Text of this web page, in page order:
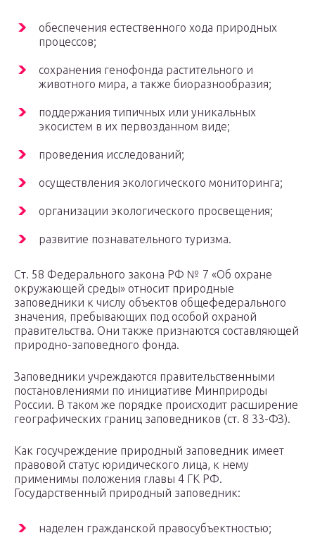
обеспечения естественного хода природных
процессов;
сохранения генофонда растительного и
животного мира, а также биоразнообразия;
поддержания типичных или уникальных
экосистем в их первозданном виде;
проведения исследований;
осуществления экологического мониторинга;
организации экологического просвещения;
развитие познавательного туризма.
Ст. 58 Федерального закона РФ № 7 «Об охране
окружающей среды» относит природные
заповедники к числу объектов общефедерального
значения, пребывающих под особой охраной
правительства. Они также признаются составляющей
природно-заповедного фонда.
Заповедники учреждаются правительственными
постановлениями по инициативе Минприроды
России. В таком же порядке происходит расширение
географических границ заповедников (ст. 8 33-ФЗ).
Как госучреждение природный заповедник имеет
правовой статус юридического лица, к нему
применимы положения главы 4 ГК РФ.
Государственный природный заповедник:
наделен гражданской правосубъектностью;